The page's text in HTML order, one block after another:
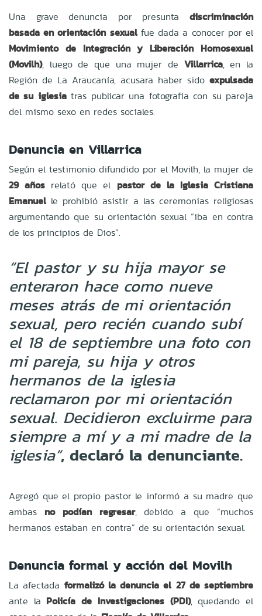
Una grave denuncia por presunta discriminación
basada en orientación sexualfue dada a conocer por el
Movimiento de Integración y Liberación Homosexual
(Movilh), luego de que una mujer de Villarrica, en la
Región de La Araucanía, acusara haber sido expulsada
de su iglesiatras publicar una fotografía con su pareja
del mismo sexo en redes sociales.
Denuncia en Villarrica
Según el testimonio difundido por el Movilh, la mujer de
29 años relató que el pastor de la Iglesia Cristiana
Emanuel le prohibió asistir a las ceremonias religiosas
argumentando que su orientación sexual “iba en contra
de los principios de Dios”.
“El pastor y su hija mayor se
enteraron hace como nueve
meses atrás de mi orientación
sexual, pero recién cuando subí
el 18 de septiembre una foto con
mi pareja, su hija y otros
hermanos de la iglesia
reclamaron por mi orientación
sexual. Decidieron excluirme para
siempre a mí y a mi madre de la
iglesia”, declaró la denunciante.
Agregó que el propio pastor le informó a su madre que
ambas no podían regresar, debido a que “muchos
hermanos estaban en contra” de su orientación sexual.
Denuncia formal y acción del Movilh
La afectada formalizó la denuncia el 27 de septiembre
ante la Policía de Investigaciones (PDI), quedando el